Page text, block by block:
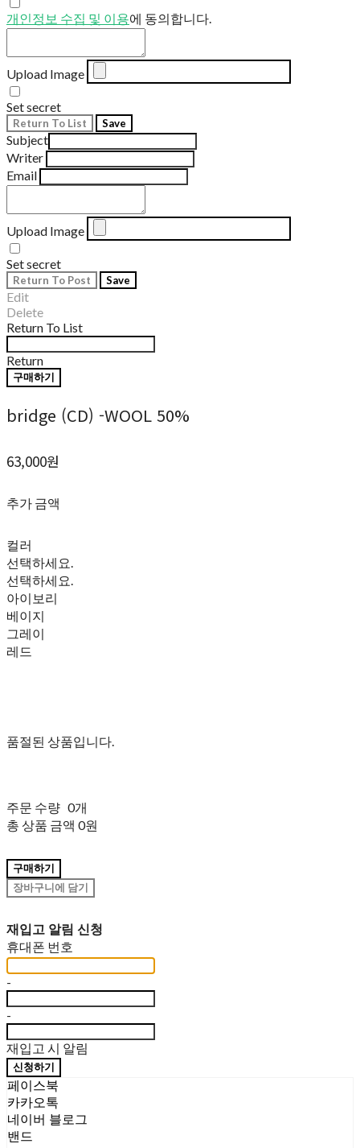
개인정보 수집 및 이용에 동의합니다.
Upload Image
Set secret
Return To List Save
Subject
Writer
Email
Upload Image
Set secret
Return To Post Save
Edit
Delete
Return To List
Return
구매하기
bridge (CD) -WOOL 50%
63,000원
추가 금액
컬러
선택하세요.
선택하세요.
아이보리
베이지
그레이
레드
품절된 상품입니다.
주문 수량 0개
총 상품 금액 0원
구매하기
장바구니에 담기
재입고 알림 신청
휴대폰 번호
-
-
재입고 시 알림
신청하기
페이스북
카카오톡
네이버 블로그
밴드